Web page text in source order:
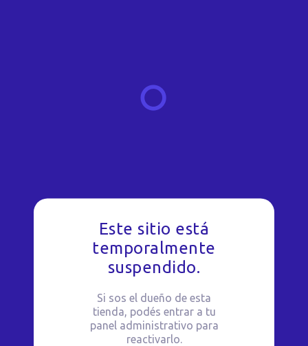
Este sitio está
temporalmente
suspendido.
Si sos el dueño de esta
tienda, podés entrar a tu
panel administrativo para
reactivarlo.